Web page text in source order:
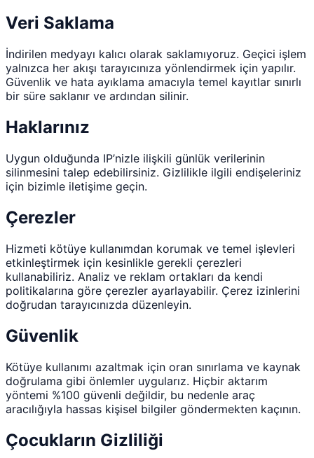
Veri Saklama
İndirilen medyayı kalıcı olarak saklamıyoruz. Geçici işlem
yalnızca her akışı tarayıcınıza yönlendirmek için yapılır.
Güvenlik ve hata ayıklama amacıyla temel kayıtlar sınırlı
bir süre saklanır ve ardından silinir.
Haklarınız
Uygun olduğunda IP’nizle ilişkili günlük verilerinin
silinmesini talep edebilirsiniz. Gizlilikle ilgili endişeleriniz
için bizimle iletişime geçin.
Çerezler
Hizmeti kötüye kullanımdan korumak ve temel işlevleri
etkinleştirmek için kesinlikle gerekli çerezleri
kullanabiliriz. Analiz ve reklam ortakları da kendi
politikalarına göre çerezler ayarlayabilir. Çerez izinlerini
doğrudan tarayıcınızda düzenleyin.
Güvenlik
Kötüye kullanımı azaltmak için oran sınırlama ve kaynak
doğrulama gibi önlemler uygularız. Hiçbir aktarım
yöntemi %100 güvenli değildir, bu nedenle araç
aracılığıyla hassas kişisel bilgiler göndermekten kaçının.
Çocukların Gizliliği